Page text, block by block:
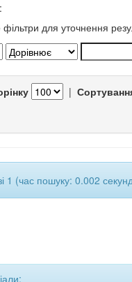
для уточнення
|
1 (час пошуку: 0.002